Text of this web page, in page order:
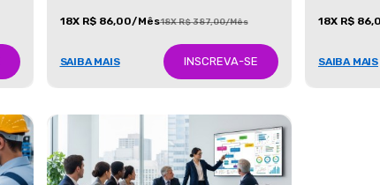
18X R$ 86,00/Mês18X R$ 387,00/Mês
SAIBA MAIS INSCREVA-SE
18X R$
SAIBA MAIS